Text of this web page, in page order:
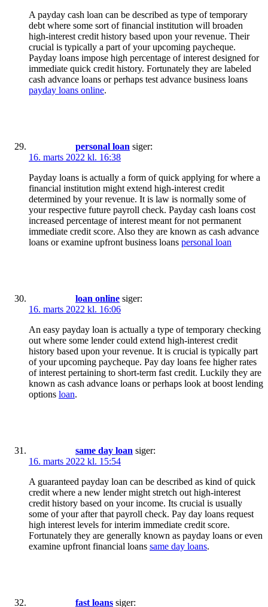
A payday cash loan can be described as type of temporary
debt where some sort of financial institution will broaden
high-interest credit history based upon your revenue. Their
crucial is typically a part of your upcoming paycheque.
Payday loans impose high percentage of interest designed for
immediate quick credit history. Fortunately they are labeled
cash advance loans or perhaps test advance business loans
payday loans online.
personal loan siger:
16. marts 2022 kl. 16:38
Payday loans is actually a form of quick applying for where a
financial institution might extend high-interest credit
determined by your revenue. It is law is normally some of
your respective future payroll check. Payday cash loans cost
increased percentage of interest meant for not permanent
immediate credit score. Also they are known as cash advance
loans or examine upfront business loans personal loan
loan online siger:
16. marts 2022 kl. 16:06
An easy payday loan is actually a type of temporary checking
out where some lender could extend high-interest credit
history based upon your revenue. It is crucial is typically part
of your upcoming paycheque. Pay day loans fee higher rates
of interest pertaining to short-term fast credit. Luckily they are
known as cash advance loans or perhaps look at boost lending
options loan.
same day loan siger:
16. marts 2022 kl. 15:54
A guaranteed payday loan can be described as kind of quick
credit where a new lender might stretch out high-interest
credit history based on your income. Its crucial is usually
some of your after that payroll check. Pay day loans request
high interest levels for interim immediate credit score.
Fortunately they are generally known as payday loans or even
examine upfront financial loans same day loans.
fast loans siger: